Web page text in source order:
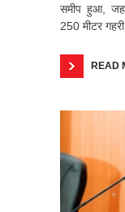
समीप हुआ,
250 मीटर गहरी
READ